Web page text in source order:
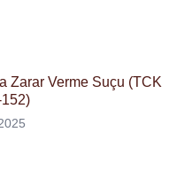
Zarar Verme Suçu (TCK